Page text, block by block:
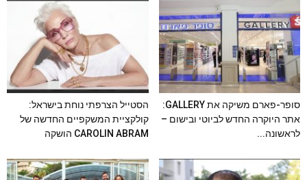
סופר-פארם משיקה את GALLERY:
אתר היוקרה החדש לביוטי ובישום –
לראשונה...
הסטייל הצרפתי נוחת בישראל:
קולקציית המשקפיים החדשה של
CAROLIN ABRAM הושקה